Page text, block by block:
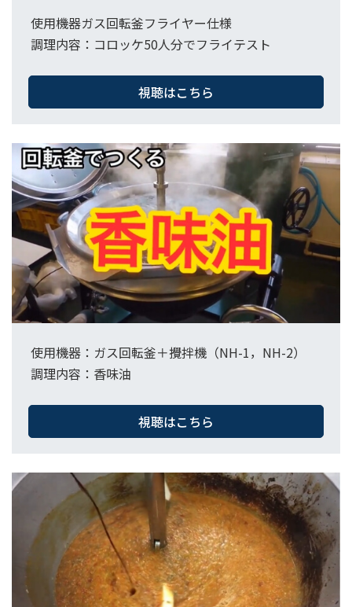
使用機器ガス回転釜フライヤー仕様​
調理内容：コロッケ50人分でフライテスト
視聴はこちら
使用機器：ガス回転釜＋攪拌機（NH-1，NH-2）​
調理内容：香味油​
視聴はこちら